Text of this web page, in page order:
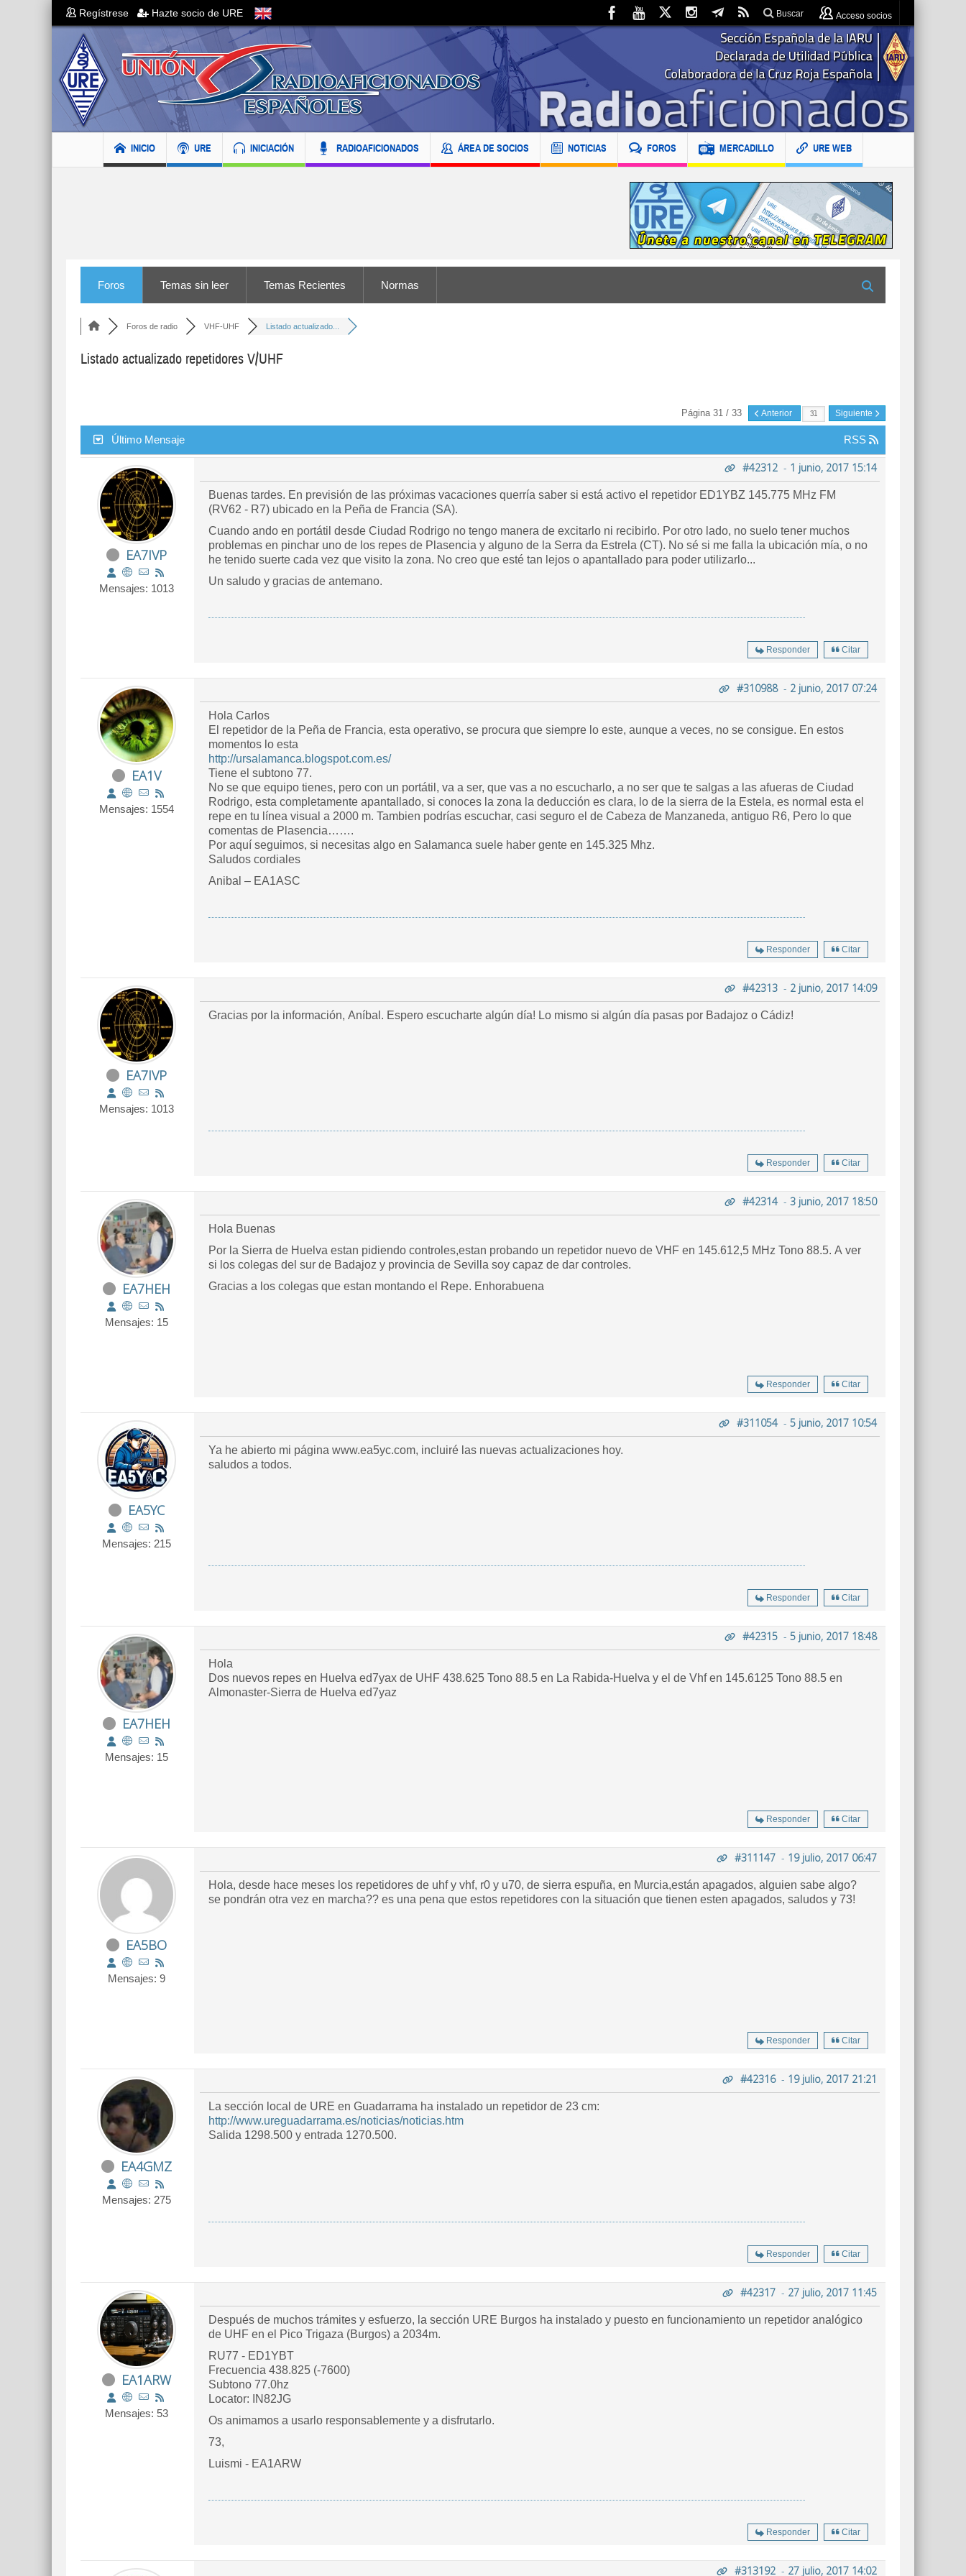
Regístrese Hazte socio de URE Buscar Acceso socios
INICIO URE INICIACIÓN RADIOAFICIONADOS ÁREA DE SOCIOS NOTICIAS FOROS MERCADILLO URE WEB
Foros Temas sin leer Temas Recientes Normas
Foros de radio VHF-UHF Listado actualizado...
Listado actualizado repetidores V/UHF
Página 31 / 33 Anterior Siguiente
Último Mensaje RSS
EA7IVP
Mensajes: 1013
#42312 - 1 junio, 2017 15:14
Buenas tardes. En previsión de las próximas vacaciones querría saber si está activo el repetidor ED1YBZ 145.775 MHz FM
(RV62 - R7) ubicado en la Peña de Francia (SA).
Cuando ando en portátil desde Ciudad Rodrigo no tengo manera de excitarlo ni recibirlo. Por otro lado, no suelo tener muchos
problemas en pinchar uno de los repes de Plasencia y alguno de la Serra da Estrela (CT). No sé si me falla la ubicación mía, o no
he tenido suerte cada vez que visito la zona. No creo que esté tan lejos o apantallado para poder utilizarlo...
Un saludo y gracias de antemano.
Responder Citar
EA1V
Mensajes: 1554
#310988- 2 junio, 2017 07:24
Hola Carlos
El repetidor de la Peña de Francia, esta operativo, se procura que siempre lo este, aunque a veces, no se consigue. En estos
momentos lo esta
http://ursalamanca.blogspot.com.es/
Tiene el subtono 77.
No se que equipo tienes, pero con un portátil, va a ser, que vas a no escucharlo, a no ser que te salgas a las afueras de Ciudad
Rodrigo, esta completamente apantallado, si conoces la zona la deducción es clara, lo de la sierra de la Estela, es normal esta el
repe en tu línea visual a 2000 m. Tambien podrías escuchar, casi seguro el de Cabeza de Manzaneda, antiguo R6, Pero lo que
comentas de Plasencia…….
Por aquí seguimos, si necesitas algo en Salamanca suele haber gente en 145.325 Mhz.
Saludos cordiales
Anibal – EA1ASC
Responder Citar
EA7IVP
Mensajes: 1013
#42313 - 2 junio, 2017 14:09
Gracias por la información, Aníbal. Espero escucharte algún día! Lo mismo si algún día pasas por Badajoz o Cádiz!
Responder Citar
EA7HEH
Mensajes: 15
#42314- 3 junio, 2017 18:50
Hola Buenas
Por la Sierra de Huelva estan pidiendo controles,estan probando un repetidor nuevo de VHF en 145.612,5 MHz Tono 88.5. A ver
si los colegas del sur de Badajoz y provincia de Sevilla soy capaz de dar controles.
Gracias a los colegas que estan montando el Repe. Enhorabuena
Responder Citar
EA5YC
Mensajes: 215
#311054- 5 junio, 2017 10:54
Ya he abierto mi página www.ea5yc.com, incluiré las nuevas actualizaciones hoy.
saludos a todos.
Responder Citar
EA7HEH
Mensajes: 15
#42315 - 5 junio, 2017 18:48
Hola
Dos nuevos repes en Huelva ed7yax de UHF 438.625 Tono 88.5 en La Rabida-Huelva y el de Vhf en 145.6125 Tono 88.5 en
Almonaster-Sierra de Huelva ed7yaz
Responder Citar
EA5BO
Mensajes: 9
#311147 - 19 julio, 2017 06:47
Hola, desde hace meses los repetidores de uhf y vhf, r0 y u70, de sierra espuña, en Murcia,están apagados, alguien sabe algo?
se pondrán otra vez en marcha?? es una pena que estos repetidores con la situación que tienen esten apagados, saludos y 73!
Responder Citar
EA4GMZ
Mensajes: 275
#42316- 19 julio, 2017 21:21
La sección local de URE en Guadarrama ha instalado un repetidor de 23 cm:
http://www.ureguadarrama.es/noticias/noticias.htm
Salida 1298.500 y entrada 1270.500.
Responder Citar
EA1ARW
Mensajes: 53
#42317 - 27 julio, 2017 11:45
Después de muchos trámites y esfuerzo, la sección URE Burgos ha instalado y puesto en funcionamiento un repetidor analógico
de UHF en el Pico Trigaza (Burgos) a 2034m.
RU77 - ED1YBT
Frecuencia 438.825 (-7600)
Subtono 77.0hz
Locator: IN82JG
Os animamos a usarlo responsablemente y a disfrutarlo.
73,
Luismi - EA1ARW
Responder Citar
#313192 - 27 julio, 2017 14:02